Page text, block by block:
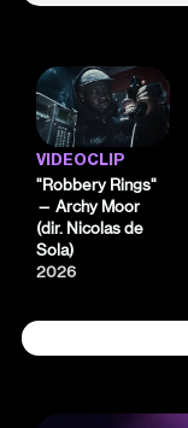
VIDEOCLIP
"Robbery Rings"
— Archy Moor
(dir. Nicolas de
Sola)
2026